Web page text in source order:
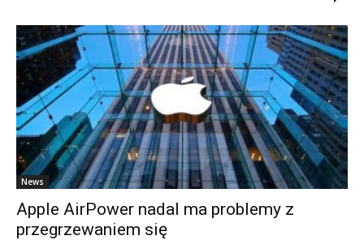
News
Apple AirPower nadal ma problemy z
przegrzewaniem się